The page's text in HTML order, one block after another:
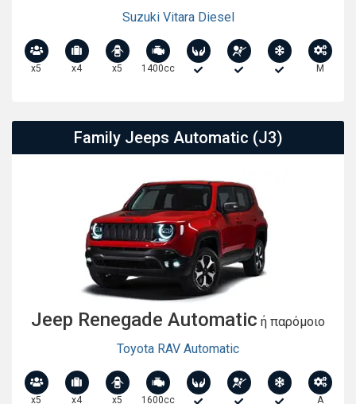
Suzuki Vitara Diesel
x5 x4 x5 1400cc M
Family Jeeps Automatic (J3)
Jeep Renegade Automatic ή παρόμοιο
Toyota RAV Automatic
x5 x4 x5 1600cc A